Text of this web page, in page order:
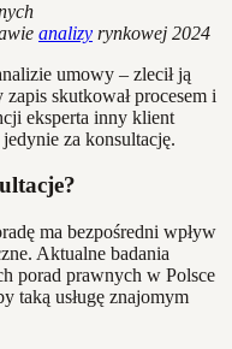
analizy rynkowej 2024
umowy – zlecił ją
skutkował procesem i
eksperta inny klient
za konsultację.
ma bezpośredni wpływ
Aktualne badania
porad prawnych w Polsce
taką usługę znajomym